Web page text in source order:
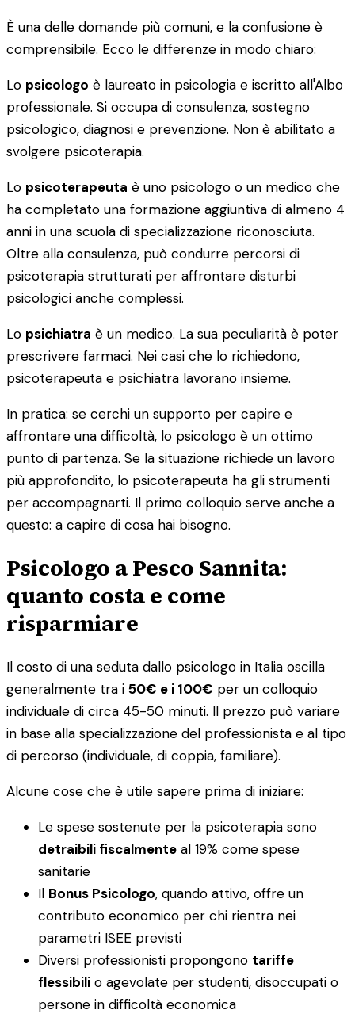
È una delle domande più comuni, e la confusione è
comprensibile. Ecco le differenze in modo chiaro:
Lo psicologo è laureato in psicologia e iscritto all'Albo
professionale. Si occupa di consulenza, sostegno
psicologico, diagnosi e prevenzione. Non è abilitato a
svolgere psicoterapia.
Lo psicoterapeuta è uno psicologo o un medico che
ha completato una formazione aggiuntiva di almeno 4
anni in una scuola di specializzazione riconosciuta.
Oltre alla consulenza, può condurre percorsi di
psicoterapia strutturati per affrontare disturbi
psicologici anche complessi.
Lo psichiatra è un medico. La sua peculiarità è poter
prescrivere farmaci. Nei casi che lo richiedono,
psicoterapeuta e psichiatra lavorano insieme.
In pratica: se cerchi un supporto per capire e
affrontare una difficoltà, lo psicologo è un ottimo
punto di partenza. Se la situazione richiede un lavoro
più approfondito, lo psicoterapeuta ha gli strumenti
per accompagnarti. Il primo colloquio serve anche a
questo: a capire di cosa hai bisogno.
Psicologo a Pesco Sannita:
quanto costa e come
risparmiare
Il costo di una seduta dallo psicologo in Italia oscilla
generalmente tra i 50€ e i 100€ per un colloquio
individuale di circa 45-50 minuti. Il prezzo può variare
in base alla specializzazione del professionista e al tipo
di percorso (individuale, di coppia, familiare).
Alcune cose che è utile sapere prima di iniziare:
Le spese sostenute per la psicoterapia sono
detraibili fiscalmente al 19% come spese
sanitarie
Il Bonus Psicologo, quando attivo, offre un
contributo economico per chi rientra nei
parametri ISEE previsti
Diversi professionisti propongono tariffe
flessibili o agevolate per studenti, disoccupati o
persone in difficoltà economica